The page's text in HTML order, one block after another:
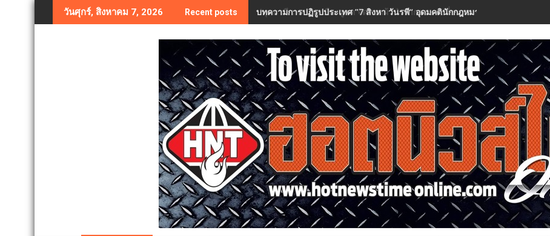
to
วันศุกร์, สิงหาคม 7, 2026 Recent posts บทความการปฏิรูปประเทศ ”7 สิงหา วันรพี“ อุดมคตินักกฎหมายภายใต้วิกฤติศรัทธา